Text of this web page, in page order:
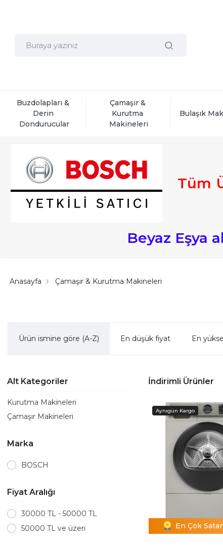
Buzdolapları &
Derin
Dondurucular
Çamaşır &
Kurutma
Makineleri
Bulaşık
Tüm
Beyaz Eşya
Anasayfa Çamaşır & Kurutma Makineleri
Ürün ismine göre (A-Z) En düşük fiyat En
Alt Kategoriler
Kurutma Makineleri
Çamaşır Makineleri
Marka
BOSCH
Fiyat Aralığı
30000 TL - 50000 TL
50000 TL ve üzeri
İndirimli Ürünler
En Çok